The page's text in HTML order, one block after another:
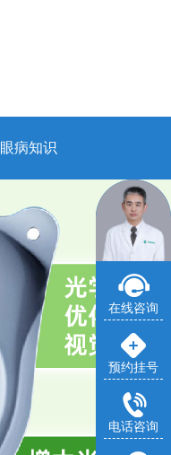
眼病知识
在线咨询
预约挂号
电话咨询